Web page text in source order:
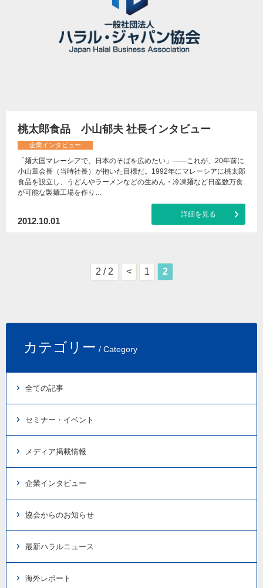
桃太郎食品 小山郁夫 社長インタビュー
企業インタビュー
「麺大国マレーシアで、日本のそばを広めたい」――これが、20年前に
小山章会長（当時社長）が抱いた目標だ。1992年にマレーシアに桃太郎
食品を設立し、うどんやラーメンなどの生めん・冷凍麺など日産数万食
が可能な製麺工場を作り…
2012.10.01
詳細を見る
2 / 2 < 1 2
カテゴリー / Category
全ての記事
セミナー・イベント
メディア掲載情報
企業インタビュー
協会からのお知らせ
最新ハラルニュース
海外レポート